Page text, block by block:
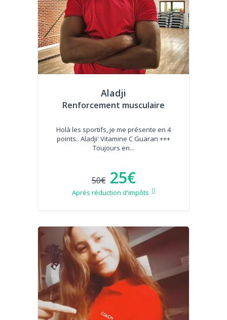
Aladji
Renforcement musculaire
Holà les sportifs, je me présente en 4
points.. Aladji' Vitamine C Guaran +++
Toujours en...
50€ 25€
Après réduction d'impôts